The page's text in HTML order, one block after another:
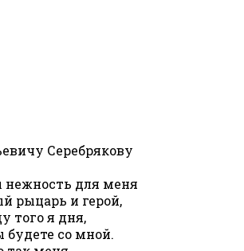
Серебрякову
для меня
рыцарь и герой,
того я дня,
будете со мной.